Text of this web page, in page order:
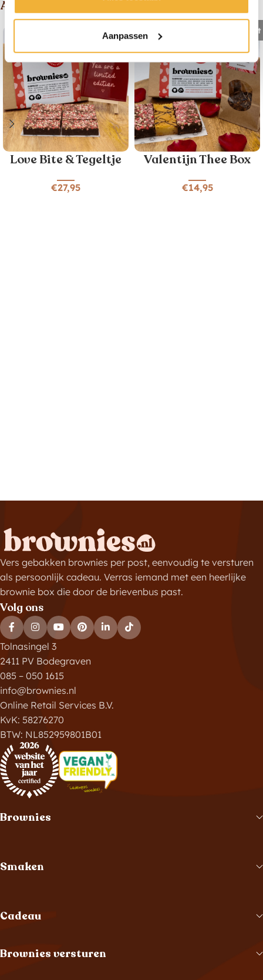
Aanpassen
Andere suggesties
Love Bite & Tegeltje
€27,95
Valentijn Thee Box
€14,95
Uitverkocht
Vers gebakken brownies per post, eenvoudig te versturen
als persoonlijk cadeau. Verras iemand met een heerlijke
brownie box die door de brievenbus past.
Volg ons
Tolnasingel 3
2411 PV Bodegraven
085 – 050 1615
info@brownies.nl
Online Retail Services B.V.
KvK: 58276270
BTW: NL852959801B01
Brownies
Smaken
Cadeau
Brownies versturen